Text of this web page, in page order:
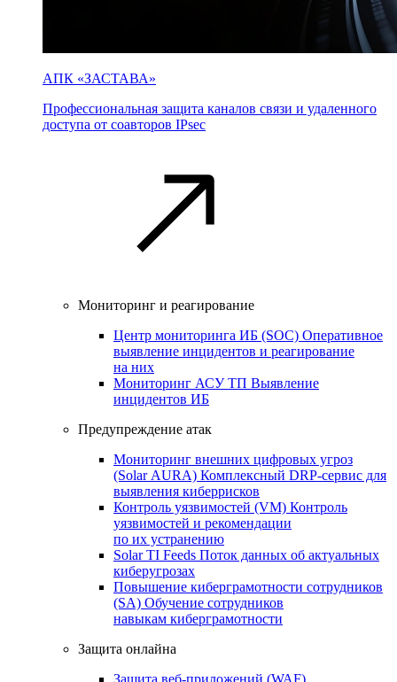
АПК «ЗАСТАВА»
Профессиональная защита каналов связи и удаленного
доступа от соавторов IPsec
Мониторинг и реагирование
Центр мониторинга ИБ (SOC) Оперативное
выявление инцидентов и реагирование
на них
Мониторинг АСУ ТП Выявление
инцидентов ИБ
Предупреждение атак
Мониторинг внешних цифровых угроз
(Solar AURA) Комплексный DRP-сервис для
выявления киберрисков
Контроль уязвимостей (VM) Контроль
уязвимостей и рекомендации
по их устранению
Solar TI Feeds Поток данных об актуальных
киберугрозах
Повышение киберграмотности сотрудников
(SA) Обучение сотрудников
навыкам киберграмотности
Защита онлайна
Защита веб-приложений (WAF)